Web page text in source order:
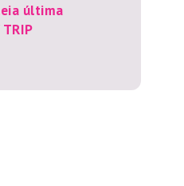
última
TRIP